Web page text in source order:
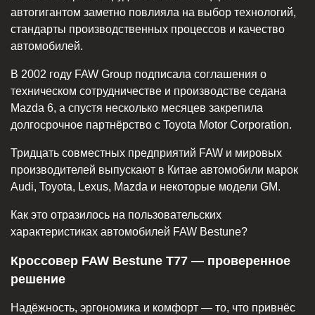
автогигантом заметно повлияла на выбор технологий,
стандарты производственных процессов и качество
автомобилей.
В 2002 году FAW Group подписала соглашения о
техническом сотрудничестве и производстве седана
Mazda 6, а спустя несколько месяцев закрепила
долгосрочное партнёрство с Toyota Motor Corporation.
Тридцать совместных предприятий FAW и мировых
производителей выпускают в Китае автомобили марок
Audi, Toyota, Lexus, Mazda и некоторые модели GM.
Как это отразилось на пользовательских
характеристиках автомобилей FAW Bestune?
Кроссовер FAW Bestune T77 — проверенное
решение
Надёжность, эргономика и комфорт — то, что привнёс